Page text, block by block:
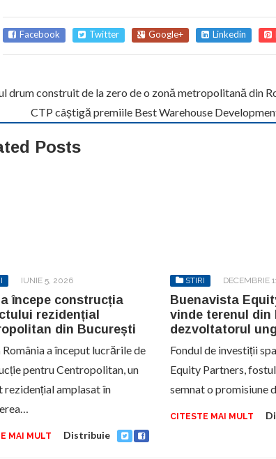
Facebook Twitter Google+ Linkedin
drum construit de la zero de o zonă metropolitană din
CTP câștigă premiile Best Warehouse
Posts
IUNIE 5, 2026
începe construcția
rezidențial
din București
a început lucrările de
pentru Centropolitan, un
rezidențial amplasat în
MAI MULT Distribuie
STIRI DECEMBRIE
Buenavista
vinde terenul din
dezvoltatorul
Fondul de investiții
Equity Partners,
semnat o promisiune
CITESTE MAI MULT